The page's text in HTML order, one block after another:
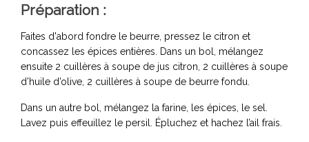
Préparation :
Faites d'abord fondre le beurre, pressez le citron et
concassez les épices entières. Dans un bol, mélangez
ensuite 2 cuillères à soupe de jus citron, 2 cuillères à soupe
d’huile d’olive, 2 cuillères à soupe de beurre fondu.
Dans un autre bol, mélangez la farine, les épices, le sel.
Lavez puis effeuillez le persil. Épluchez et hachez l’ail frais.